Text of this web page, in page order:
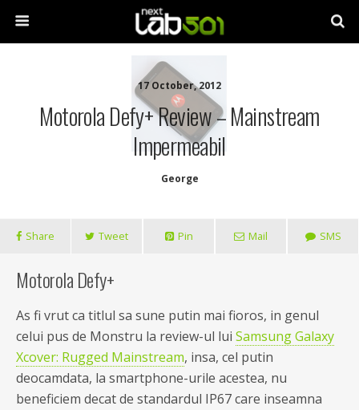
17 October, 2012
Motorola Defy+ Review – Mainstream
Impermeabil
George
Share Tweet Pin Mail SMS
Motorola Defy+
As fi vrut ca titlul sa sune putin mai fioros, in genul
celui pus de Monstru la review-ul lui Samsung Galaxy
Xcover: Rugged Mainstream, insa, cel putin
deocamdata, la smartphone-urile acestea, nu
beneficiem decat de standardul IP67 care inseamna